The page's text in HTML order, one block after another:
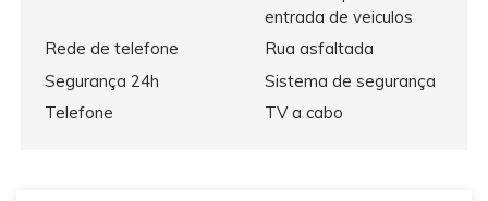
entrada de veiculos
Rede de telefone
Rua asfaltada
Segurança 24h
Sistema de segurança
Telefone
TV a cabo